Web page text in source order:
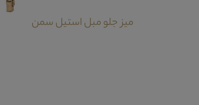
میز جلو مبل استیل سمن